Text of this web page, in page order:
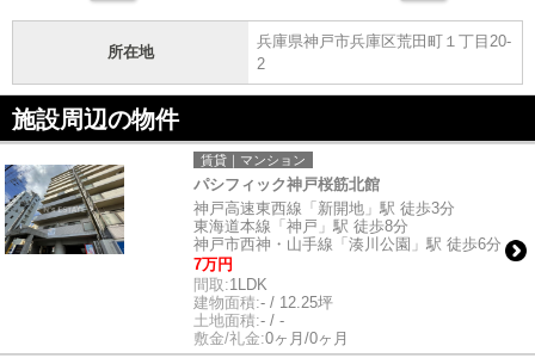
所在地
兵庫県神戸市兵庫区荒田町１丁目20-
2
施設周辺の物件
賃貸｜マンション
パシフィック神戸桜筋北館
神戸高速東西線「新開地」駅 徒歩3分
東海道本線「神戸」駅 徒歩8分
神戸市西神・山手線「湊川公園」駅 徒歩6分
7万円
間取:1LDK
建物面積:- / 12.25坪
土地面積:- / -
敷金/礼金:0ヶ月/0ヶ月